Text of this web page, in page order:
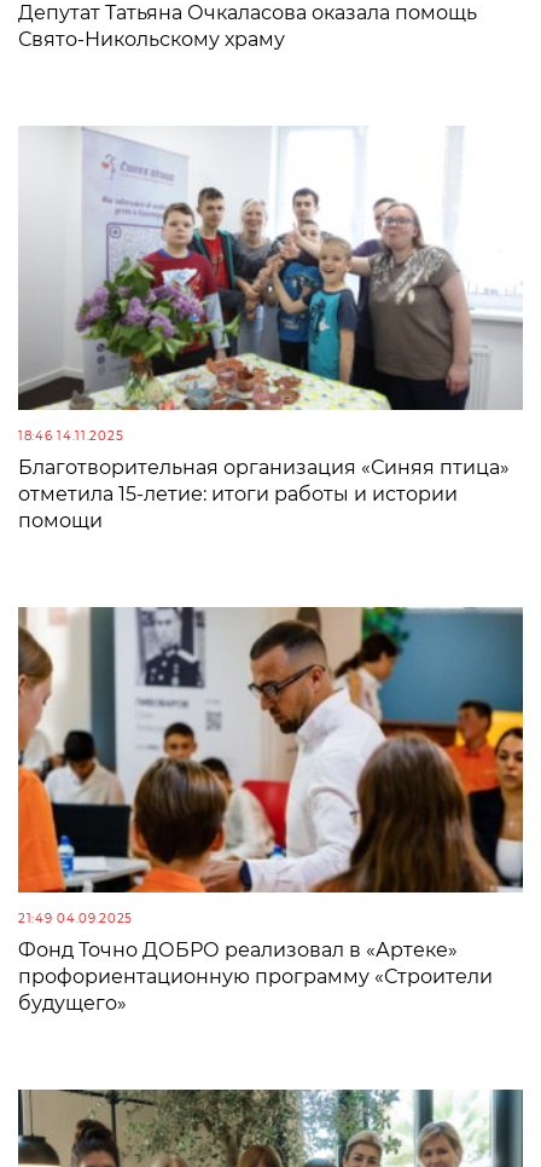
Депутат Татьяна Очкаласова оказала помощь
Свято-Никольскому храму
18:46 14.11.2025
Благотворительная организация «Синяя птица»
отметила 15-летие: итоги работы и истории
помощи
21:49 04.09.2025
Фонд Точно ДОБРО реализовал в «Артеке»
профориентационную программу «Строители
будущего»